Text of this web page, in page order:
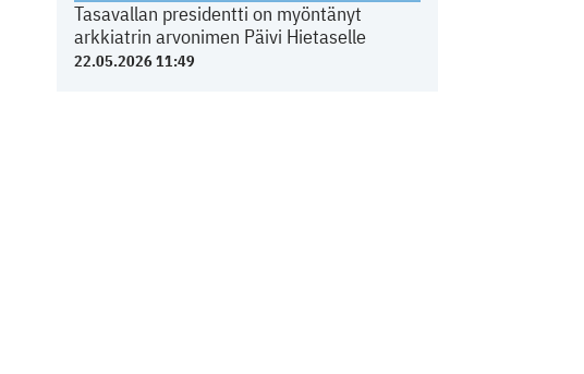
Tasavallan presidentti on myöntänyt
arkkiatrin arvonimen Päivi Hietaselle
22.05.2026 11:49